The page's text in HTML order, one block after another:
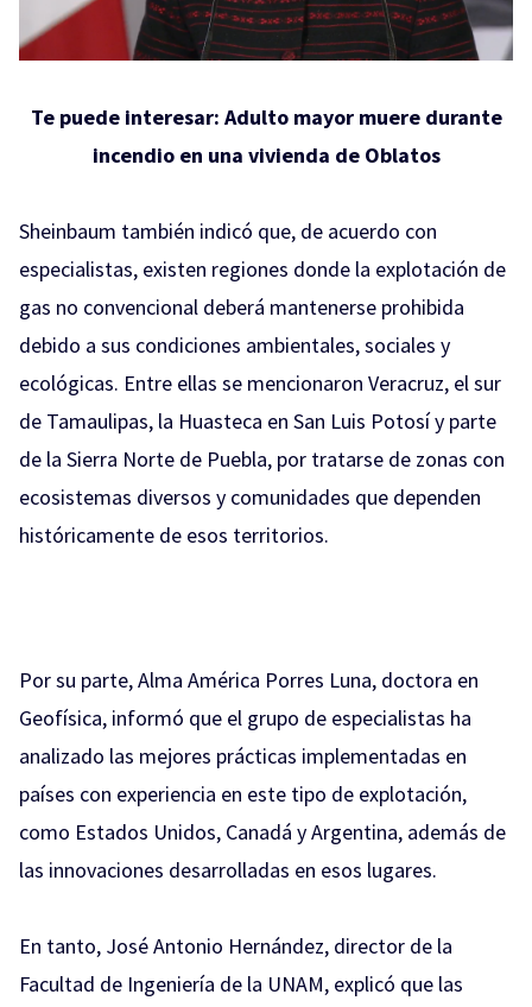
Te puede interesar: Adulto mayor muere durante
incendio en una vivienda de Oblatos
Sheinbaum también indicó que, de acuerdo con
especialistas, existen regiones donde la explotación de
gas no convencional deberá mantenerse prohibida
debido a sus condiciones ambientales, sociales y
ecológicas. Entre ellas se mencionaron Veracruz, el sur
de Tamaulipas, la Huasteca en San Luis Potosí y parte
de la Sierra Norte de Puebla, por tratarse de zonas con
ecosistemas diversos y comunidades que dependen
históricamente de esos territorios.
Por su parte, Alma América Porres Luna, doctora en
Geofísica, informó que el grupo de especialistas ha
analizado las mejores prácticas implementadas en
países con experiencia en este tipo de explotación,
como Estados Unidos, Canadá y Argentina, además de
las innovaciones desarrolladas en esos lugares.
En tanto, José Antonio Hernández, director de la
Facultad de Ingeniería de la UNAM, explicó que las